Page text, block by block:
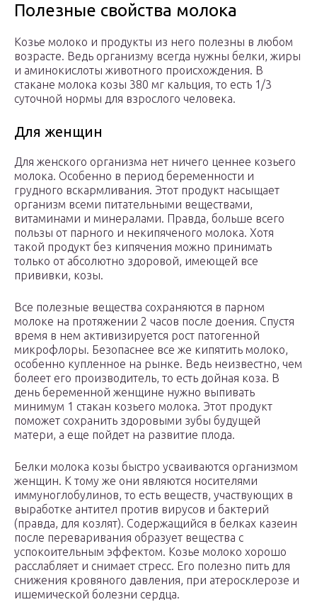
Полезные свойства молока
Козье молоко и продукты из него полезны в любом
возрасте. Ведь организму всегда нужны белки, жиры
и аминокислоты животного происхождения. В
стакане молока козы 380 мг кальция, то есть 1/3
суточной нормы для взрослого человека.
Для женщин
Для женского организма нет ничего ценнее козьего
молока. Особенно в период беременности и
грудного вскармливания. Этот продукт насыщает
организм всеми питательными веществами,
витаминами и минералами. Правда, больше всего
пользы от парного и некипяченого молока. Хотя
такой продукт без кипячения можно принимать
только от абсолютно здоровой, имеющей все
прививки, козы.
Все полезные вещества сохраняются в парном
молоке на протяжении 2 часов после доения. Спустя
время в нем активизируется рост патогенной
микрофлоры. Безопаснее все же кипятить молоко,
особенно купленное на рынке. Ведь неизвестно, чем
болеет его производитель, то есть дойная коза. В
день беременной женщине нужно выпивать
минимум 1 стакан козьего молока. Этот продукт
поможет сохранить здоровыми зубы будущей
матери, а еще пойдет на развитие плода.
Белки молока козы быстро усваиваются организмом
женщин. К тому же они являются носителями
иммуноглобулинов, то есть веществ, участвующих в
выработке антител против вирусов и бактерий
(правда, для козлят). Содержащийся в белках казеин
после переваривания образует вещества с
успокоительным эффектом. Козье молоко хорошо
расслабляет и снимает стресс. Его полезно пить для
снижения кровяного давления, при атеросклерозе и
ишемической болезни сердца.